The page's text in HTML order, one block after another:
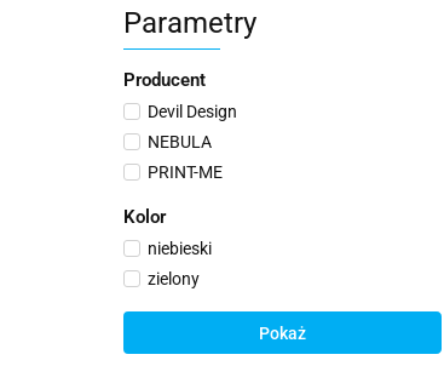
Parametry
Producent
Devil Design
NEBULA
PRINT-ME
Kolor
niebieski
zielony
Pokaż